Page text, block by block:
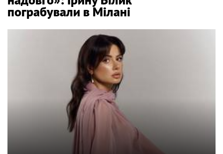
пограбували в Мілані